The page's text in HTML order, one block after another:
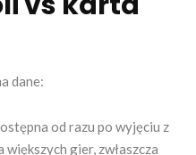
dane:
od razu po wyjęciu z
gier, zwłaszcza